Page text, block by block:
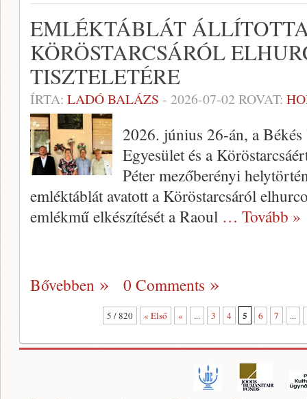
EMLÉKTÁBLÁT
KÖRÖSTARCSÁRÓL
TISZTELETÉRE
ÍRTA: LADÓ BALÁZS - 2026-07-02 ROVAT:
2026. június 26-án, a
Egyesület és a
Péter mezőberényi
emléktáblát avatott a Köröstarcsáról
emlékmű elkészítését a Raoul … Tovább »
Bővebben 0 Comments
5 / 820 « Első « ... 3 4 5 6 7 ...